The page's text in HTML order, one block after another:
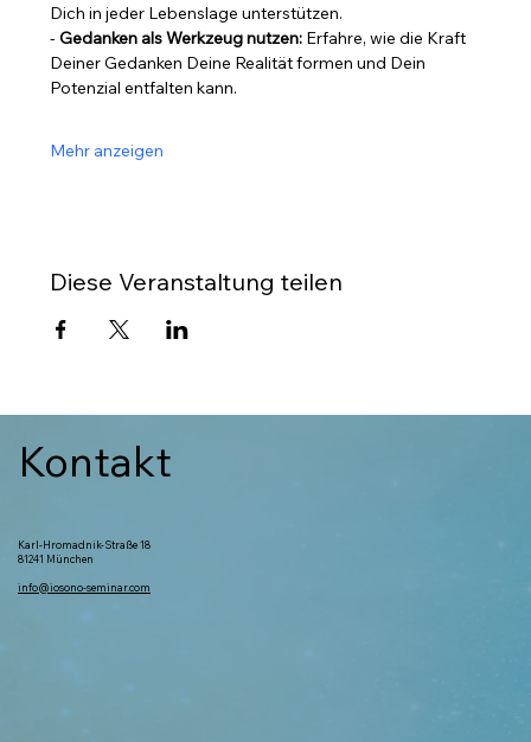
Dich in jeder Lebenslage unterstützen.
- Gedanken als Werkzeug nutzen: Erfahre, wie die Kraft
Deiner Gedanken Deine Realität formen und Dein
Potenzial entfalten kann.
Mehr anzeigen
Diese Veranstaltung teilen
Kontakt
Karl-Hromadnik-Straße 18
81241 München
info@iosono-seminar.com